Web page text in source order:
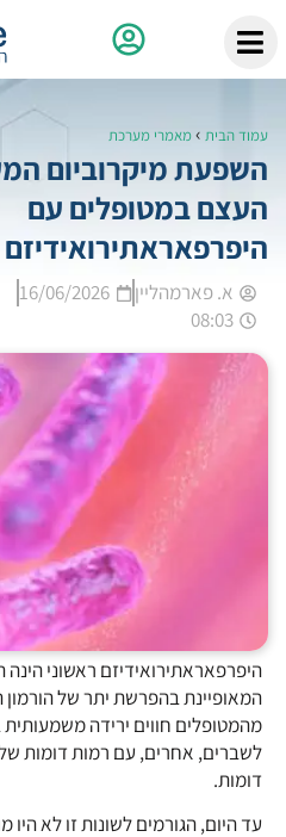
עמוד הבית ›מאמרי מערכת
השפעת מיקרוביום
העצם במטופלים עם
היפרפאראתירואידיזם
א. פארמהליין
16/06/2026
08:03
היפרפאראתירואידיזם ראשוני
המאופיינת בהפרשת יתר של
מהמטופלים חווים ירידה
לשברים, אחרים, עם רמות דומות
דומות.
עד היום, הגורמים לשונות זו לא